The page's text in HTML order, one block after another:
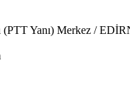
(PTT Yanı) Merkez /